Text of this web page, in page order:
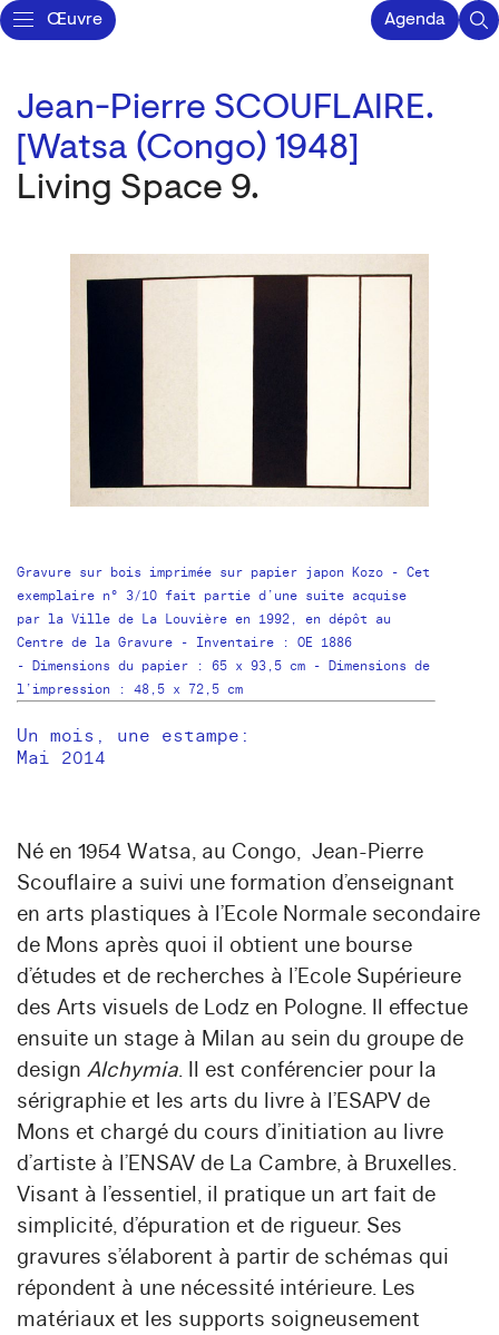
Œuvre Agenda
Jean-Pierre SCOUFLAIRE.
[Watsa (Congo) 1948]
Living Space 9.
Gravure sur bois imprimée sur papier japon Kozo - Cet
exemplaire n° 3/10 fait partie d’une suite acquise
par la Ville de La Louvière en 1992, en dépôt au
Centre de la Gravure - Inventaire : OE 1886
- Dimensions du papier : 65 x 93,5 cm - Dimensions de
l’impression : 48,5 x 72,5 cm
Un mois, une estampe:
Mai 2014
Né en 1954 Watsa, au Congo, Jean-Pierre
Scouflaire a suivi une formation d’enseignant
en arts plastiques à l’Ecole Normale secondaire
de Mons après quoi il obtient une bourse
d’études et de recherches à l’Ecole Supérieure
des Arts visuels de Lodz en Pologne. Il effectue
ensuite un stage à Milan au sein du groupe de
design Alchymia. Il est conférencier pour la
sérigraphie et les arts du livre à l’ESAPV de
Mons et chargé du cours d’initiation au livre
d’artiste à l’ENSAV de La Cambre, à Bruxelles.
Visant à l’essentiel, il pratique un art fait de
simplicité, d’épuration et de rigueur. Ses
gravures s’élaborent à partir de schémas qui
répondent à une nécessité intérieure. Les
matériaux et les supports soigneusement